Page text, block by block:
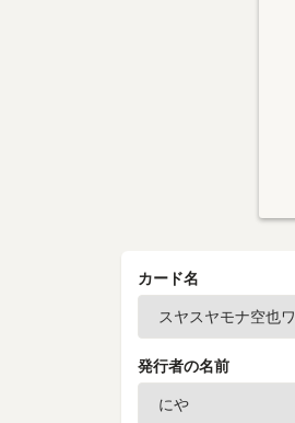
カード名
発行者の名前